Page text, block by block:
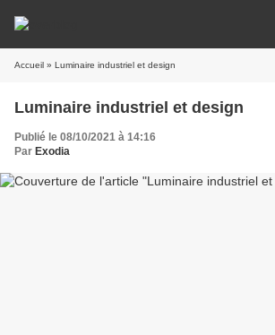
Accueil » Luminaire industriel et design
Luminaire industriel et design
Publié le 08/10/2021 à 14:16
Par Exodia